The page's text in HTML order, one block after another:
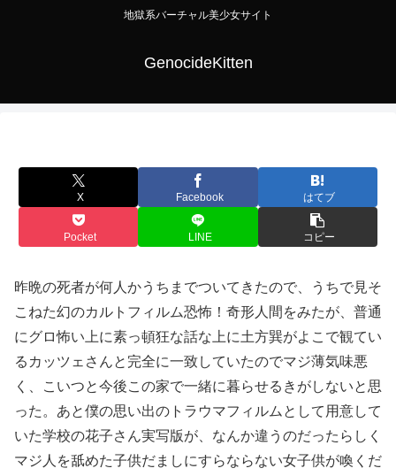
地獄系バーチャル美少女サイト
GenocideKitten
X Facebook はてブ
Pocket LINE コピー
昨晩の死者が何人かうちまでついてきたので、うちで見そ
こねた幻のカルトフィルム恐怖！奇形人間をみたが、普通
にグロ怖い上に素っ頓狂な話な上に土方巽がよこで観てい
るカッツェさんと完全に一致していたのでマジ薄気味悪
く、こいつと今後この家で一緒に暮らせるきがしないと思
った。あと僕の思い出のトラウマフィルムとして用意して
いた学校の花子さん実写版が、なんか違うのだったらしく
マジ人を舐めた子供だましにすらならない女子供が喚くだ